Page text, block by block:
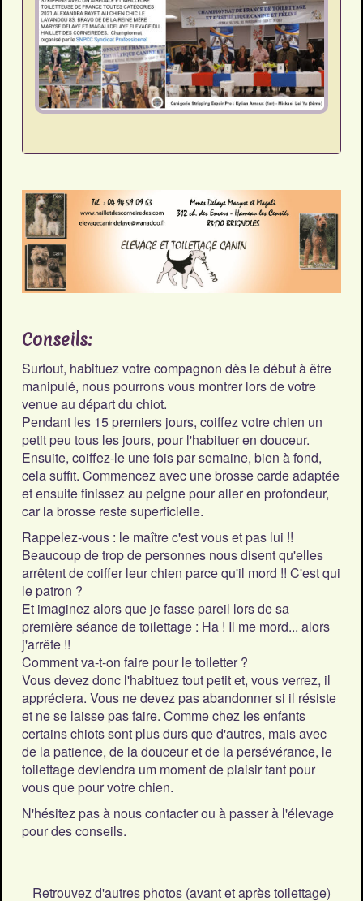
Conseils:
Surtout, habituez votre compagnon dès le début à être
manipulé, nous pourrons vous montrer lors de votre
venue au départ du chiot.
Pendant les 15 premiers jours, coiffez votre chien un
petit peu tous les jours, pour l'habituer en douceur.
Ensuite, coiffez-le une fois par semaine, bien à fond,
cela suffit. Commencez avec une brosse carde adaptée
et ensuite finissez au peigne pour aller en profondeur,
car la brosse reste superficielle.
Rappelez-vous : le maître c'est vous et pas lui !!
Beaucoup de trop de personnes nous disent qu'elles
arrêtent de coiffer leur chien parce qu'il mord !! C'est qui
le patron ?
Et imaginez alors que je fasse pareil lors de sa
première séance de toilettage : Ha ! Il me mord... alors
j'arrête !!
Comment va-t-on faire pour le toiletter ?
Vous devez donc l'habituez tout petit et, vous verrez, il
appréciera. Vous ne devez pas abandonner si il résiste
et ne se laisse pas faire. Comme chez les enfants
certains chiots sont plus durs que d'autres, mais avec
de la patience, de la douceur et de la persévérance, le
toilettage deviendra um moment de plaisir tant pour
vous que pour votre chien.
N'hésitez pas à nous contacter ou à passer à l'élevage
pour des conseils.
Retrouvez d'autres photos (avant et après toilettage)